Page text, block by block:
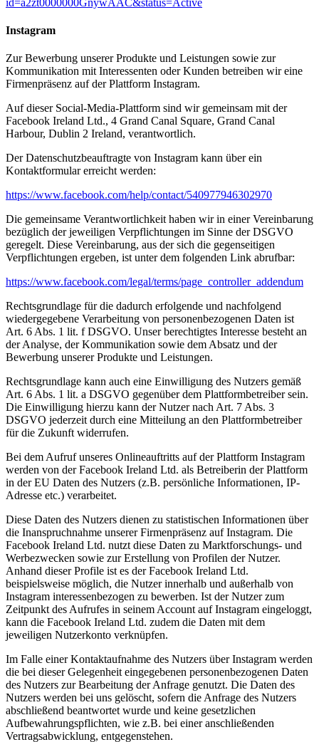
Instagram
Zur Bewerbung unserer Produkte und Leistungen sowie zur
Kommunikation mit Interessenten oder Kunden betreiben wir eine
Firmenpräsenz auf der Plattform Instagram.
Auf dieser Social-Media-Plattform sind wir gemeinsam mit der
Facebook Ireland Ltd., 4 Grand Canal Square, Grand Canal
Harbour, Dublin 2 Ireland, verantwortlich.
Der Datenschutzbeauftragte von Instagram kann über ein
Kontaktformular erreicht werden:
https://www.facebook.com/help/contact/540977946302970
Die gemeinsame Verantwortlichkeit haben wir in einer Vereinbarung
bezüglich der jeweiligen Verpflichtungen im Sinne der DSGVO
geregelt. Diese Vereinbarung, aus der sich die gegenseitigen
Verpflichtungen ergeben, ist unter dem folgenden Link abrufbar:
https://www.facebook.com/legal/terms/page_controller_addendum
Rechtsgrundlage für die dadurch erfolgende und nachfolgend
wiedergegebene Verarbeitung von personenbezogenen Daten ist
Art. 6 Abs. 1 lit. f DSGVO. Unser berechtigtes Interesse besteht an
der Analyse, der Kommunikation sowie dem Absatz und der
Bewerbung unserer Produkte und Leistungen.
Rechtsgrundlage kann auch eine Einwilligung des Nutzers gemäß
Art. 6 Abs. 1 lit. a DSGVO gegenüber dem Plattformbetreiber sein.
Die Einwilligung hierzu kann der Nutzer nach Art. 7 Abs. 3
DSGVO jederzeit durch eine Mitteilung an den Plattformbetreiber
für die Zukunft widerrufen.
Bei dem Aufruf unseres Onlineauftritts auf der Plattform Instagram
werden von der Facebook Ireland Ltd. als Betreiberin der Plattform
in der EU Daten des Nutzers (z.B. persönliche Informationen, IP-
Adresse etc.) verarbeitet.
Diese Daten des Nutzers dienen zu statistischen Informationen über
die Inanspruchnahme unserer Firmenpräsenz auf Instagram. Die
Facebook Ireland Ltd. nutzt diese Daten zu Marktforschungs- und
Werbezwecken sowie zur Erstellung von Profilen der Nutzer.
Anhand dieser Profile ist es der Facebook Ireland Ltd.
beispielsweise möglich, die Nutzer innerhalb und außerhalb von
Instagram interessenbezogen zu bewerben. Ist der Nutzer zum
Zeitpunkt des Aufrufes in seinem Account auf Instagram eingeloggt,
kann die Facebook Ireland Ltd. zudem die Daten mit dem
jeweiligen Nutzerkonto verknüpfen.
Im Falle einer Kontaktaufnahme des Nutzers über Instagram werden
die bei dieser Gelegenheit eingegebenen personenbezogenen Daten
des Nutzers zur Bearbeitung der Anfrage genutzt. Die Daten des
Nutzers werden bei uns gelöscht, sofern die Anfrage des Nutzers
abschließend beantwortet wurde und keine gesetzlichen
Aufbewahrungspflichten, wie z.B. bei einer anschließenden
Vertragsabwicklung, entgegenstehen.